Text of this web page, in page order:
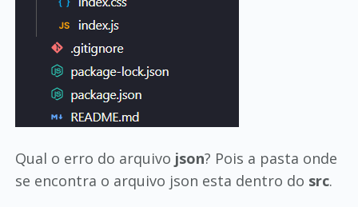
Qual o erro do arquivo json? Pois a pasta onde
se encontra o arquivo json esta dentro do src.